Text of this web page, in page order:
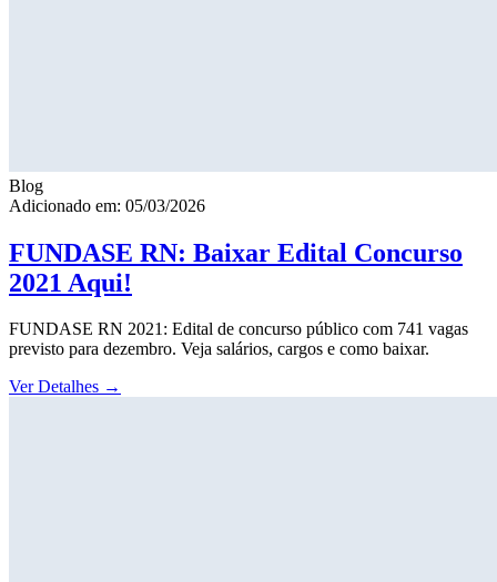
Blog
Adicionado em: 05/03/2026
FUNDASE RN: Baixar Edital Concurso
2021 Aqui!
FUNDASE RN 2021: Edital de concurso público com 741 vagas
previsto para dezembro. Veja salários, cargos e como baixar.
Ver Detalhes →